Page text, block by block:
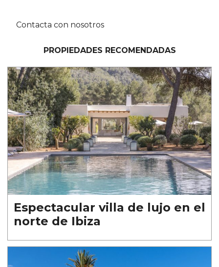
Contacta con nosotros
PROPIEDADES RECOMENDADAS
Espectacular villa de lujo en el
norte de Ibiza